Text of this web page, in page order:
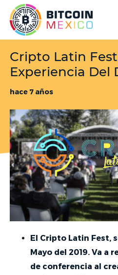
Cripto Latin
Experiencia Del
hace 7 años
El Cripto Latin Fest,
Mayo del 2019. Va a
de conferencia al